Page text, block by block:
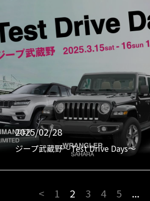
2025/02/28
ジープ武蔵野〜Test Drive Days〜
< 1 2 3 4 5 ...